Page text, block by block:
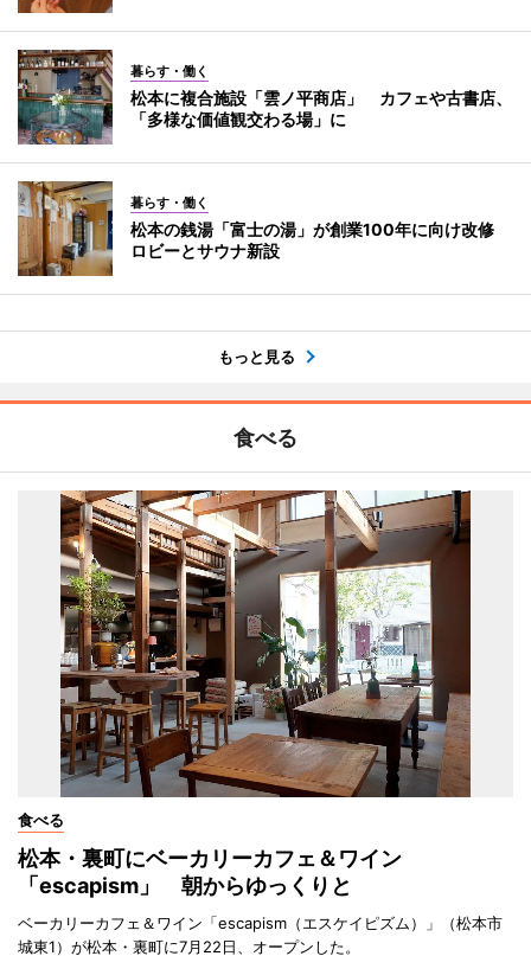
暮らす・働く
松本に複合施設「雲ノ平商店」 カフェや古書店、
「多様な価値観交わる場」に
暮らす・働く
松本の銭湯「富士の湯」が創業100年に向け改修
ロビーとサウナ新設
もっと見る
食べる
食べる
松本・裏町にベーカリーカフェ＆ワイン
「escapism」 朝からゆっくりと
ベーカリーカフェ＆ワイン「escapism（エスケイピズム）」（松本市
城東1）が松本・裏町に7月22日、オープンした。